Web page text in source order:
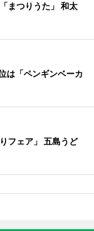
まつりうた」 和太
は「ペンギンベーカ
フェア」 五島うど